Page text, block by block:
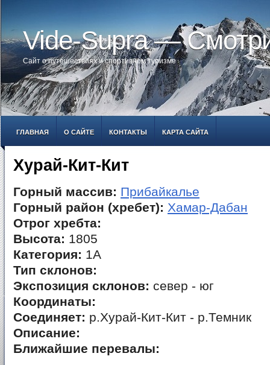
Vide-Supra —
Сайт о путешествиях и спортивном туризме
ГЛАВНАЯ О САЙТЕ КОНТАКТЫ КАРТА САЙТА
Хурай-Кит-Кит
Горный массив: Прибайкалье
Горный район (хребет): Хамар-Дабан
Отрог хребта:
Высота: 1805
Категория: 1А
Тип склонов:
Экспозиция склонов: север - юг
Координаты:
Соединяет: р.Хурай-Кит-Кит - р.Темник
Описание:
Ближайшие перевалы: